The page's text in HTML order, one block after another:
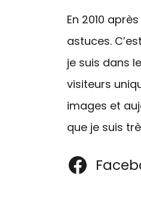
En 2010
astuces.
je suis dans
visiteurs
images et
que je suis